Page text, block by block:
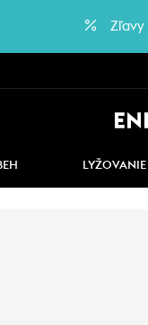
Zľavy
LYŽOVANIE